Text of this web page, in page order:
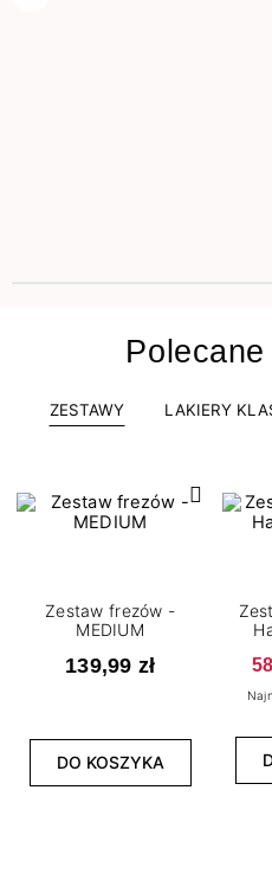
ZESTAWY LAKIERY
Zestaw frezów -
MEDIUM
139,99 zł
DO KOSZYKA